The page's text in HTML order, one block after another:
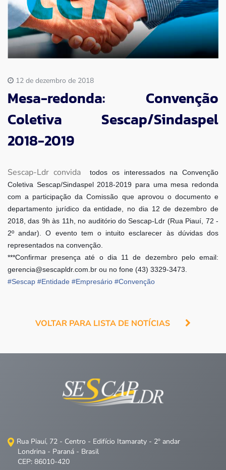
Imprensa
Contato
12 de dezembro de 2018
Mesa-redonda: Convenção
Coletiva Sescap/Sindaspel
2018-2019
Sescap-Ldr convida
todos os interessados na Convenção
Coletiva Sescap/Sindaspel 2018-2019 para uma mesa redonda
com a participação da Comissão que aprovou o documento e
departamento jurídico da entidade, no dia 12 de dezembro de
2018, das 9h às 11h, no auditório do Sescap-Ldr (Rua Piauí, 72 -
2º andar). O evento tem o intuito esclarecer às dúvidas dos
representados na convenção.
***Confirmar presença até o dia 11 de dezembro pelo email:
gerencia@sescapldr.com.br ou no fone (43) 3329-3473.
#Sescap #Entidade #Empresário #Convenção
VOLTAR PARA LISTA DE NOTÍCIAS
Rua Piauí, 72 - Centro - Edifício Itamaraty - 2º andar
Londrina - Paraná - Brasil
CEP: 86010-420